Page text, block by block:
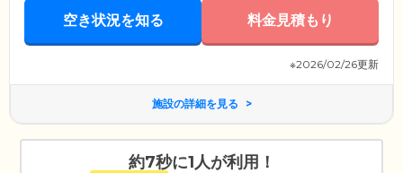
空き状況を知る 料金見積もり
※2026/02/26更新
施設の詳細を見る
約7秒に1人が利用！